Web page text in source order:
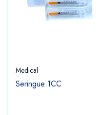
Medical
Seringue 1CC